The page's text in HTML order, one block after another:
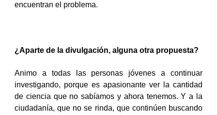
encuentran el problema.
¿Aparte de la divulgación, alguna otra propuesta?
Animo a todas las personas jóvenes a continuar
investigando, porque es apasionante ver la cantidad
de ciencia que no sabíamos y ahora tenemos. Y a la
ciudadanía, que no se rinda, que continúen buscando